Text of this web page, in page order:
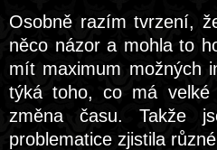
Osobně razím tvrzení,
něco názor a mohla to
mít maximum možných
týká toho, co má velké
změna času. Takže
problematice zjistila